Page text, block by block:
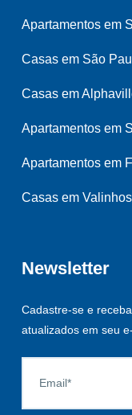
Apartamentos em
Casas em São
Casas em
Apartamentos em
Apartamentos em
Casas em Valinhos
Newsletter
Cadastre-se e
atualizados em seu